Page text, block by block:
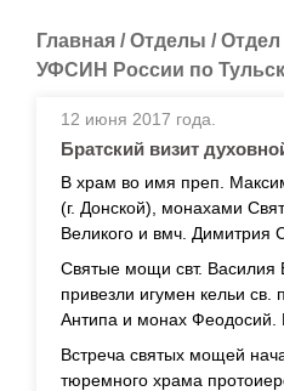
Главная /Отделы /
УФСИН России по
12 июня 2017 года.
Братский визит
В храм во имя преп.
(г. Донской), монахами
Великого и вмч. Димитрия
Святые мощи свт. Василия
привезли игумен кельи
Антипа и монах Феодосий.
Встреча святых мощей
тюремного храма